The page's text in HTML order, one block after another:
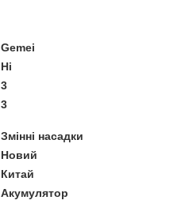
Gemei
Ні
3
3
Змінні насадки
Новий
Китай
Акумулятор